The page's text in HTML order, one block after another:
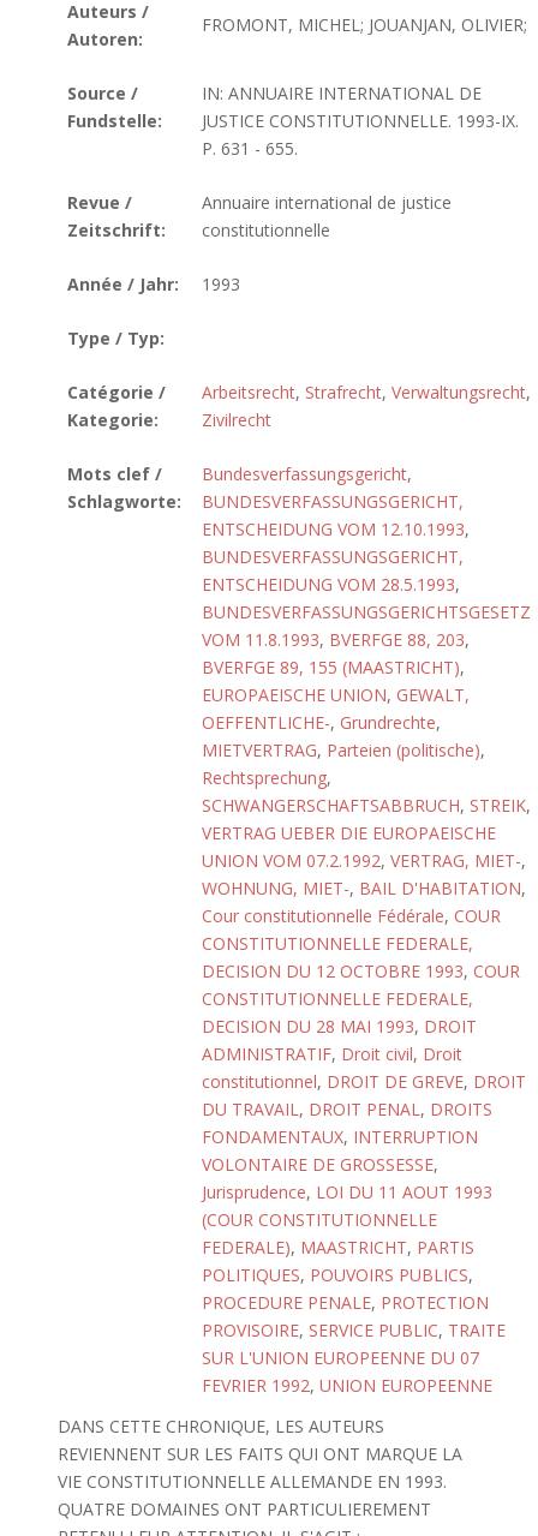
Auteurs /
Autoren:
FROMONT, MICHEL; JOUANJAN, OLIVIER;
Source /
Fundstelle:
IN: ANNUAIRE INTERNATIONAL DE
JUSTICE CONSTITUTIONNELLE. 1993-IX.
P. 631 - 655.
Revue /
Zeitschrift:
Annuaire international de justice
constitutionnelle
Année / Jahr: 1993
Type / Typ:
Catégorie /
Kategorie:
Arbeitsrecht, Strafrecht, Verwaltungsrecht,
Zivilrecht
Mots clef /
Schlagworte:
Bundesverfassungsgericht,
BUNDESVERFASSUNGSGERICHT,
ENTSCHEIDUNG VOM 12.10.1993,
BUNDESVERFASSUNGSGERICHT,
ENTSCHEIDUNG VOM 28.5.1993,
BUNDESVERFASSUNGSGERICHTSGESETZ
VOM 11.8.1993, BVERFGE 88, 203,
BVERFGE 89, 155 (MAASTRICHT),
EUROPAEISCHE UNION, GEWALT,
OEFFENTLICHE-, Grundrechte,
MIETVERTRAG, Parteien (politische),
Rechtsprechung,
SCHWANGERSCHAFTSABBRUCH, STREIK,
VERTRAG UEBER DIE EUROPAEISCHE
UNION VOM 07.2.1992, VERTRAG, MIET-,
WOHNUNG, MIET-, BAIL D'HABITATION,
Cour constitutionnelle Fédérale, COUR
CONSTITUTIONNELLE FEDERALE,
DECISION DU 12 OCTOBRE 1993, COUR
CONSTITUTIONNELLE FEDERALE,
DECISION DU 28 MAI 1993, DROIT
ADMINISTRATIF, Droit civil, Droit
constitutionnel, DROIT DE GREVE, DROIT
DU TRAVAIL, DROIT PENAL, DROITS
FONDAMENTAUX, INTERRUPTION
VOLONTAIRE DE GROSSESSE,
Jurisprudence, LOI DU 11 AOUT 1993
(COUR CONSTITUTIONNELLE
FEDERALE), MAASTRICHT, PARTIS
POLITIQUES, POUVOIRS PUBLICS,
PROCEDURE PENALE, PROTECTION
PROVISOIRE, SERVICE PUBLIC, TRAITE
SUR L'UNION EUROPEENNE DU 07
FEVRIER 1992, UNION EUROPEENNE
DANS CETTE CHRONIQUE, LES AUTEURS
REVIENNENT SUR LES FAITS QUI ONT MARQUE LA
VIE CONSTITUTIONNELLE ALLEMANDE EN 1993.
QUATRE DOMAINES ONT PARTICULIEREMENT